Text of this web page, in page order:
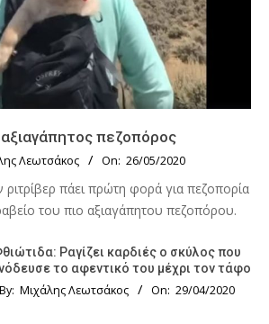
πεζοπόρος
Λεωτσάκος On: 26/05/2020
ριτρίβερ πάει πρώτη φορά για πεζοπορία
του πιο αξιαγάπητου πεζοπόρου.
Ραγίζει καρδιές ο σκύλος που
το αφεντικό του μέχρι τον τάφο
By: Μιχάλης Λεωτσάκος On: 29/04/2020